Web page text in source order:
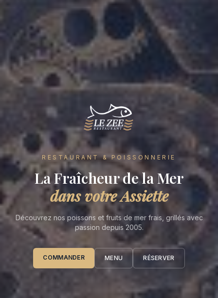
RESTAURANT & POISSONNERIE
La Fraîcheur de la Mer
dans votre Assiette
Découvrez nos poissons et fruits de mer frais, grillés avec
passion depuis 2005.
COMMANDER MENU RÉSERVER